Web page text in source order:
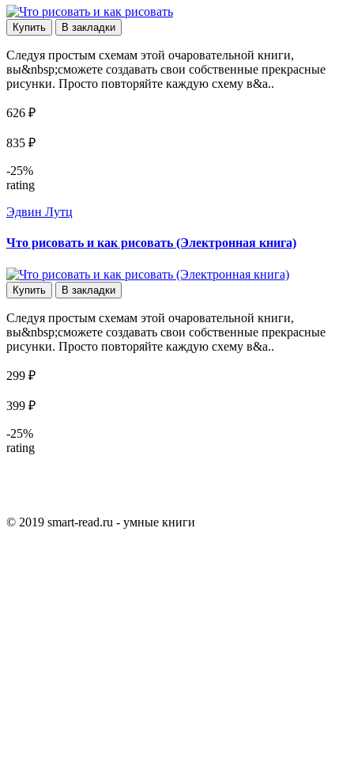
Купить В закладки
Следуя простым схемам этой очаровательной книги,
вы&nbsp;сможете создавать свои собственные прекрасные
рисунки. Просто повторяйте каждую схему в&a..
626 ₽
835 ₽
-25%
rating
Эдвин Лутц
Что рисовать и как рисовать (Электронная книга)
Купить В закладки
Следуя простым схемам этой очаровательной книги,
вы&nbsp;сможете создавать свои собственные прекрасные
рисунки. Просто повторяйте каждую схему в&a..
299 ₽
399 ₽
-25%
rating
© 2019 smart-read.ru - умные книги